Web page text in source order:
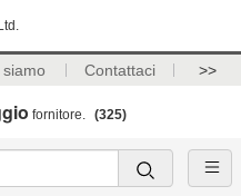
siamo Contattaci >>
fornitore. (325)